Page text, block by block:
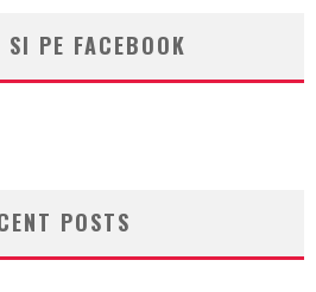
SI PE FACEBOOK
POSTS